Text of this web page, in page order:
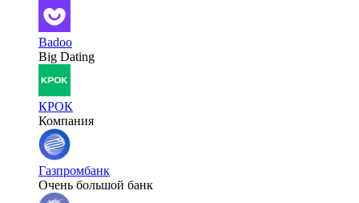
Badoo
Big Dating
КРОК
Компания
Газпромбанк
Очень большой банк